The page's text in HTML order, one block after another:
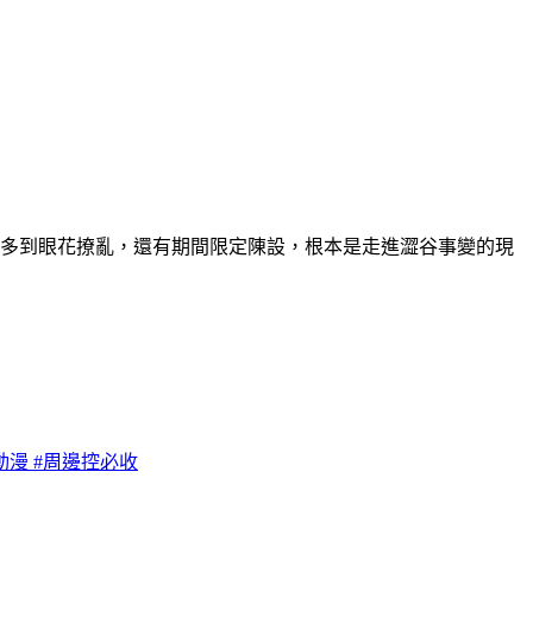
眼花撩亂，還有期間限定陳設，根本是走進澀谷事變的現
漫 #周邊控必收